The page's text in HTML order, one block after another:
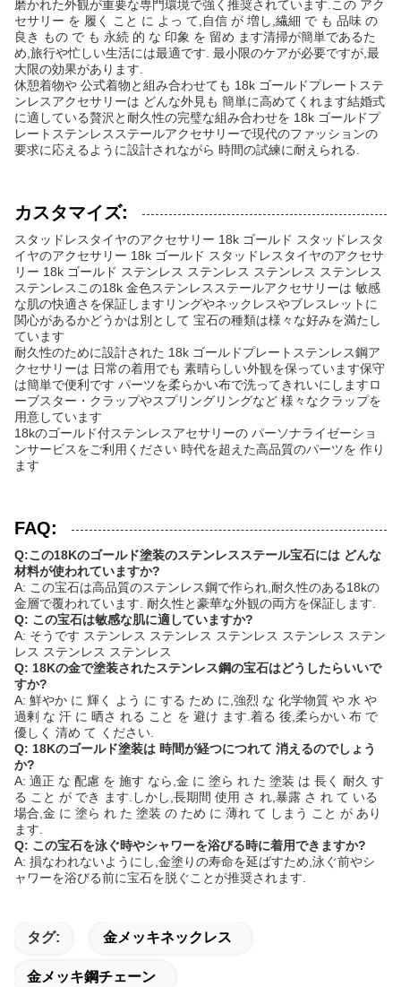
磨かれた外観が重要な専門環境で強く推奨されています.この アク
セサリー を 履く こと に よっ て,自信 が 増し,繊細 で も 品味 の
良き もの で も 永続 的 な 印象 を 留め ます清掃が簡単であるた
め,旅行や忙しい生活には最適です. 最小限のケアが必要ですが,最
大限の効果があります.
休憩着物や 公式着物と組み合わせても 18k ゴールドプレートステ
ンレスアクセサリーは どんな外見も 簡単に高めてくれます結婚式
に適している贅沢と耐久性の完璧な組み合わせを 18k ゴールドプ
レートステンレスステールアクセサリーで現代のファッションの
要求に応えるように設計されながら 時間の試練に耐えられる.
カスタマイズ:
スタッドレスタイヤのアクセサリー 18k ゴールド スタッドレスタ
イヤのアクセサリー 18k ゴールド スタッドレスタイヤのアクセサ
リー 18k ゴールド ステンレス ステンレス ステンレス ステンレス
ステンレスこの18k 金色ステンレスステールアクセサリーは 敏感
な肌の快適さを保証しますリングやネックレスやブレスレットに
関心があるかどうかは別として 宝石の種類は様々な好みを満たし
ています
耐久性のために設計された 18k ゴールドプレートステンレス鋼ア
クセサリーは 日常の着用でも 素晴らしい外観を保っています保守
は簡単で便利です パーツを柔らかい布で洗ってきれいにしますロ
ーブスター・クラップやスプリングリングなど 様々なクラップを
用意しています
18kのゴールド付ステンレスアセサリーの パーソナライゼーショ
ンサービスをご利用ください 時代を超えた高品質のパーツを 作り
ます
FAQ:
Q:この18Kのゴールド塗装のステンレスステール宝石には どんな
材料が使われていますか?
A: この宝石は高品質のステンレス鋼で作られ,耐久性のある18kの
金層で覆われています. 耐久性と豪華な外観の両方を保証します.
Q: この宝石は敏感な肌に適していますか?
A: そうです ステンレス ステンレス ステンレス ステンレス ステン
レス ステンレス ステンレス
Q: 18Kの金で塗装されたステンレス鋼の宝石はどうしたらいいで
すか?
A: 鮮やか に 輝く よう に する ため に,強烈 な 化学物質 や 水 や
過剰 な 汗 に 晒さ れる こと を 避け ます.着る 後,柔らかい 布 で
優しく 清め て ください.
Q: 18Kのゴールド塗装は 時間が経つにつれて 消えるのでしょう
か?
A: 適正 な 配慮 を 施す なら,金 に 塗ら れ た 塗装 は 長く 耐久 す
る こと が でき ます.しかし,長期間 使用 さ れ,暴露 さ れ て いる
場合,金 に 塗ら れ た 塗装 の ため に 薄れ て しまう こと が あり
ます.
Q: この宝石を泳ぐ時やシャワーを浴びる時に着用できますか?
A: 損なわれないようにし,金塗りの寿命を延ばすため,泳ぐ前やシ
ャワーを浴びる前に宝石を脱ぐことが推奨されます.
タグ: 金メッキネックレス
金メッキ鋼チェーン